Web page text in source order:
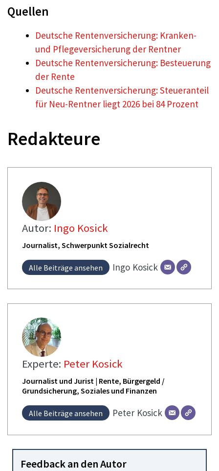
Quellen
Deutsche Rentenversicherung: Kranken-
und Pflegeversicherung der Rentner
Deutsche Rentenversicherung: Besteuerung
der Rente
Deutsche Rentenversicherung: Steueranteil
für Neu-Rentner liegt 2026 bei 84 Prozent
Redakteure
Autor: Ingo Kosick
Journalist, Schwerpunkt Sozialrecht
Alle Beiträge ansehen Ingo Kosick
Experte: Peter Kosick
Journalist und Jurist | Rente, Bürgergeld /
Grundsicherung, Soziales und Finanzen
Alle Beiträge ansehen Peter Kosick
Feedback an den Autor